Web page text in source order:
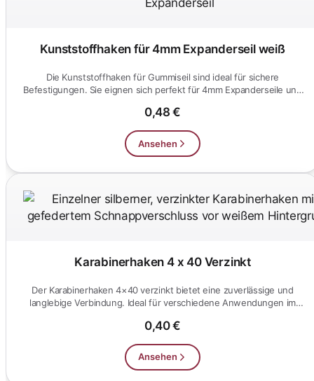
Kunststoffhaken für 4mm Expanderseil weiß
Die Kunststoffhaken für Gummiseil sind ideal für sichere
Befestigungen. Sie eignen sich perfekt für 4mm Expanderseile und
0,48 €
Ansehen
Karabinerhaken 4 x 40 Verzinkt
Der Karabinerhaken 4×40 verzinkt bietet eine zuverlässige und
langlebige Verbindung. Ideal für verschiedene Anwendungen im
0,40 €
Ansehen